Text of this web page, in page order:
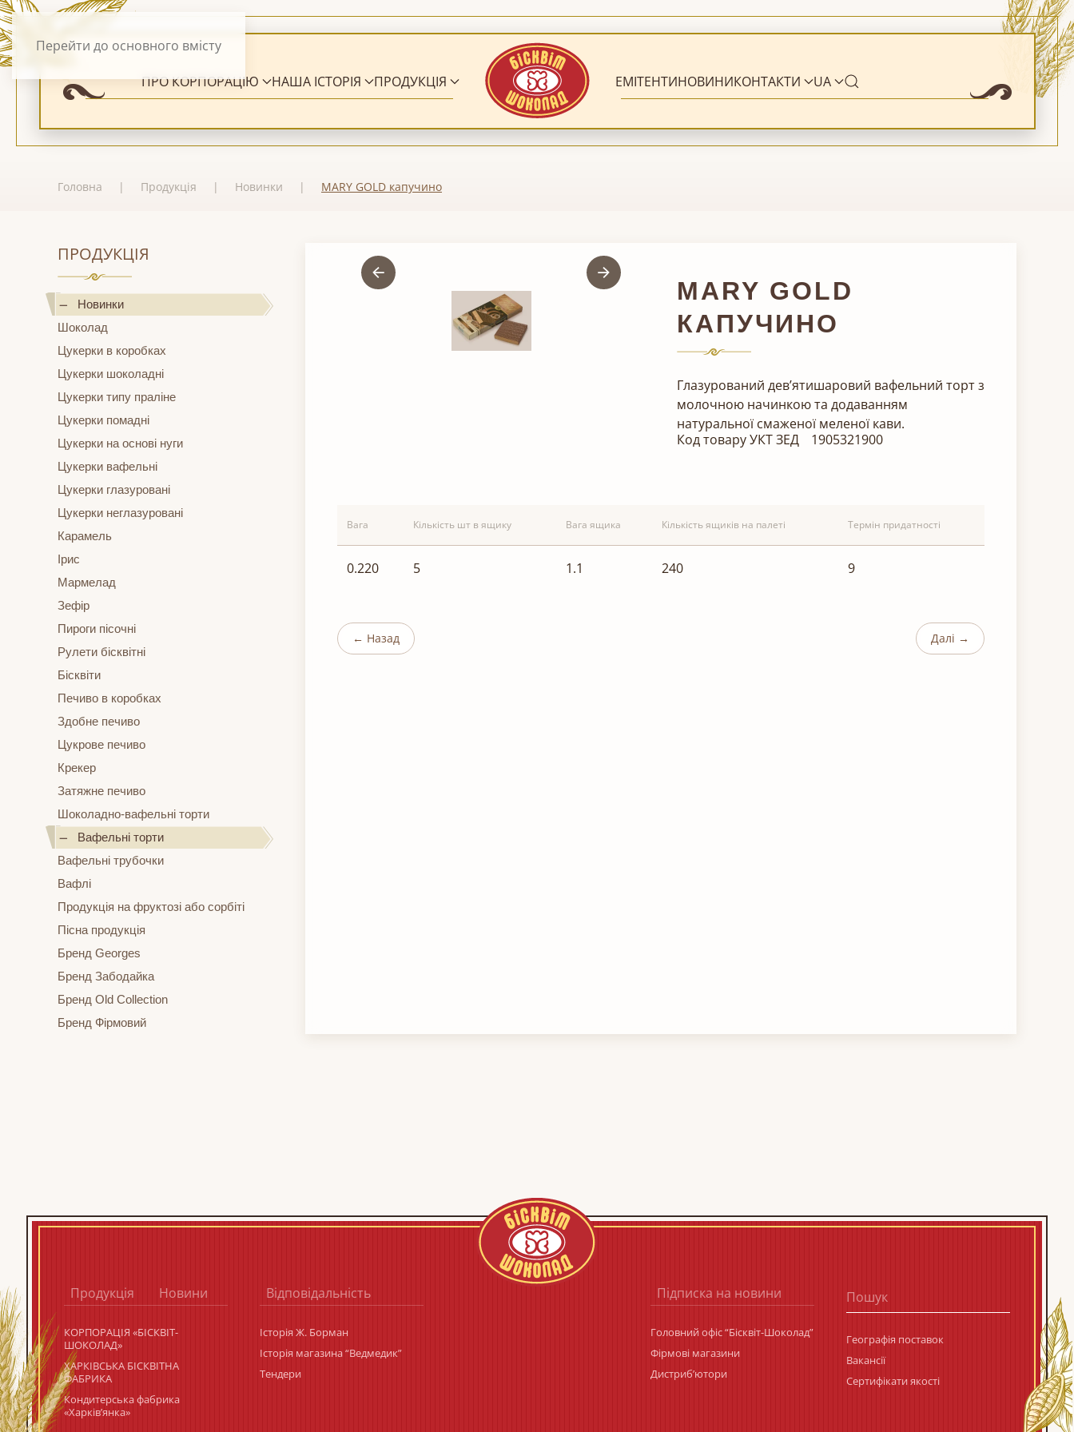
Перейти до основного вмісту
ПРО КОРПОРАЦІЮ НАША ІСТОРІЯ ПРОДУКЦІЯ ЕМІТЕНТИНОВИНИКОНТАКТИ UA
Головна Продукція Новинки MARY GOLD капучино
ПРОДУКЦІЯ
Новинки
Шоколад
Цукерки в коробках
Цукерки шоколадні
Цукерки типу праліне
Цукерки помадні
Цукерки на основі нуги
Цукерки вафельні
Цукерки глазуровані
Цукерки неглазуровані
Карамель
Ірис
Мармелад
Зефір
Пироги пісочні
Рулети бісквітні
Бісквіти
Печиво в коробках
Здобне печиво
Цукрове печиво
Крекер
Затяжне печиво
Шоколадно-вафельні торти
Вафельні торти
Вафельні трубочки
Вафлі
Продукція на фруктозі або сорбіті
Пісна продукція
Бренд Georges
Бренд Забодайка
Бренд Old Collection
Бренд Фірмовий
MARY GOLD
КАПУЧИНО
Глазурований дев’ятишаровий вафельний торт з
молочною начинкою та додаванням
натуральної смаженої меленої кави.
Код товару УКТ ЗЕД
1905321900
Вага Кількість шт в ящику Вага ящика Кількість ящиків на палеті Термін придатності
0.220 5 1.1 240 9
← Назад Далі →
Продукція Новини
КОРПОРАЦIЯ «БIСКВIТ-
ШОКОЛАД»
ХАРКІВСЬКА БІСКВІТНА
ФАБРИКА
Кондитерська фабрика
«Харків’янка»
Відповідальність
Історія Ж. Борман
Історія магазина “Ведмедик”
Тендери
Підписка на новини
Головний офіс “Бісквіт-Шоколад”
Фірмові магазини
Дистриб’ютори
Географія поставок
Вакансії
Сертифікати якості